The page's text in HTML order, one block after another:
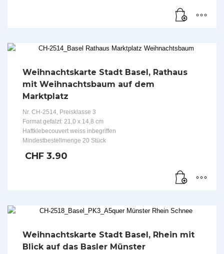
Weihnachtskarte Stadt Basel, Rathaus
mit Weihnachtsbaum auf dem
Marktplatz
Nr. CH-2514, Preisklasse 3
Format gefalzt: 21,0 x 14,8 cm
Haftklebecouvert weiss inbegriffen
Mindestbestellmenge 20 Stück
CHF 3.90
Weihnachtskarte Stadt Basel, Rhein mit
Blick auf das Basler Münster